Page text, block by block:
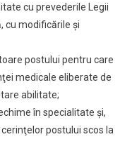
cu prevederile Legii
cu modificările şi
postului pentru care
medicale eliberate de
abilitate;
în specialitate şi,
postului scos la